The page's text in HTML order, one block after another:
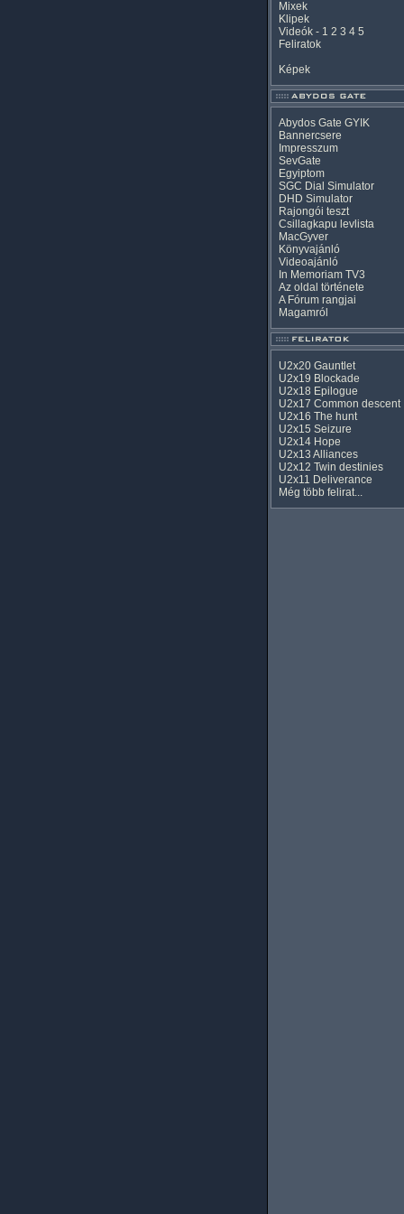
Mixek
Klipek
Videók - 1 2 3 4 5
Feliratok
Képek
Abydos Gate GYIK
Bannercsere
Impresszum
SevGate
Egyiptom
SGC Dial Simulator
DHD Simulator
Rajongói teszt
Csillagkapu levlista
MacGyver
Könyvajánló
Videoajánló
In Memoriam TV3
Az oldal története
A Fórum rangjai
Magamról
U2x20 Gauntlet
U2x19 Blockade
U2x18 Epilogue
U2x17 Common descent
U2x16 The hunt
U2x15 Seizure
U2x14 Hope
U2x13 Alliances
U2x12 Twin destinies
U2x11 Deliverance
Még több felirat...